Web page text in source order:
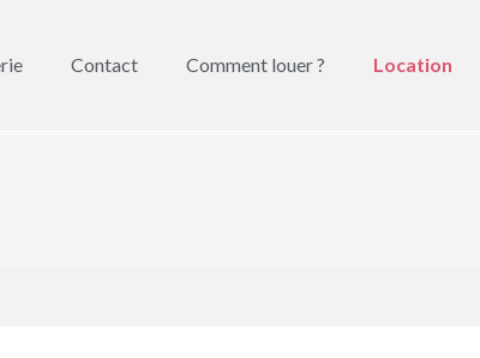
Contact Comment louer ? Location